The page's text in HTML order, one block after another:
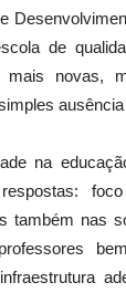
de
mais novas,
na
também nas